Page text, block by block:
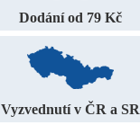
Dodání od 79 Kč
Vyzvednutí v ČR a SR